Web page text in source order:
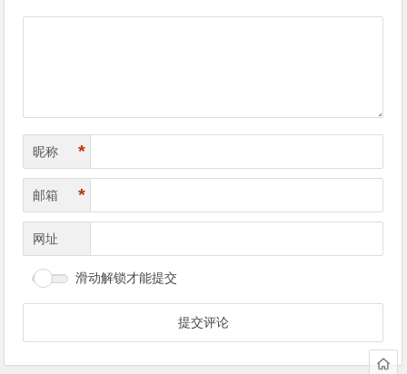
昵称 *
邮箱 *
网址
滑动解锁才能提交